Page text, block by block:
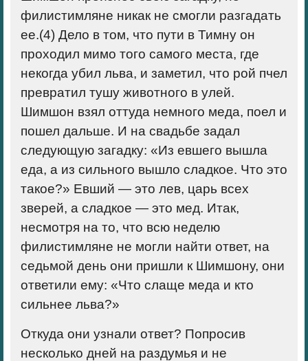
филистимляне никак не смогли разгадать
ее.(4) Дело в том, что пути в Тимну он
проходил мимо того самого места, где
некогда убил льва, и заметил, что рой пчел
превратил тушу животного в улей.
Шимшон взял оттуда немного меда, поел и
пошел дальше. И на свадьбе задал
следующую загадку: «Из евшего вышла
еда, а из сильного вышло сладкое. Что это
такое?» Евший — это лев, царь всех
зверей, а сладкое — это мед. Итак,
несмотря на то, что всю неделю
филистимляне не могли найти ответ, на
седьмой день они пришли к Шимшону, они
ответили ему: «Что слаще меда и кто
сильнее льва?»
Откуда они узнали ответ? Попросив
несколько дней на раздумья и не